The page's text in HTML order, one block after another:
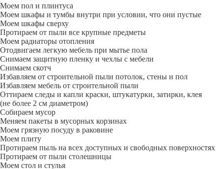
Моем пол и плинтуса
Моем шкафы и тумбы внутри при условии, что они пустые
Моем шкафы сверху
Протираем от пыли все крупные предметы
Моем радиаторы отопления
Отодвигаем легкую мебель при мытье пола
Снимаем защитную пленку и чехлы с мебели
Снимаем скотч
Избавляем от строительной пыли потолок, стены и пол
Избавляем мебель от строительной пыли
Оттираем следы и капли краски, штукатурки, затирки, клея
(не более 2 см диаметром)
Собираем мусор
Меняем пакеты в мусорных корзинах
Моем грязную посуду в раковине
Моем плиту
Протираем пыль на всех доступных и свободных поверхностях
Протираем от пыли столешницы
Моем стол и стулья